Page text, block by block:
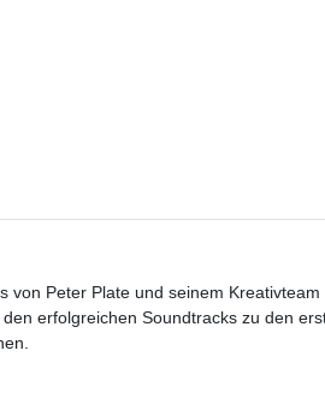
von Peter Plate und seinem
erfolgreichen Soundtracks zu den